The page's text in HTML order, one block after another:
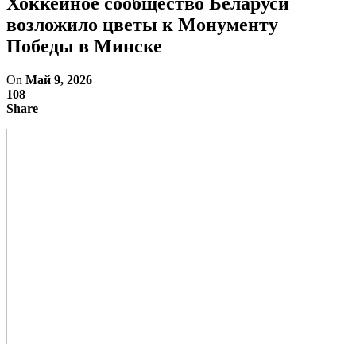
возложило цветы к Монументу
Победы в Минске
On Май 9, 2026
108
Share